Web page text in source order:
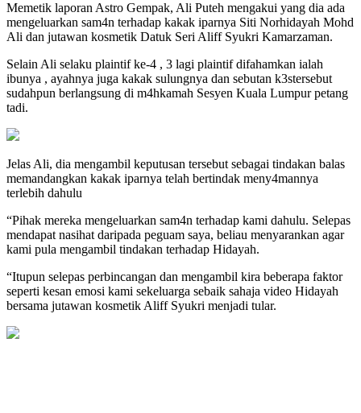
Memetik laporan Astro Gempak, Ali Puteh mengakui yang dia ada
mengeluarkan sam4n terhadap kakak iparnya Siti Norhidayah Mohd
Ali dan jutawan kosmetik Datuk Seri Aliff Syukri Kamarzaman.
Selain Ali selaku plaintif ke-4 , 3 lagi plaintif difahamkan ialah
ibunya , ayahnya juga kakak sulungnya dan sebutan k3stersebut
sudahpun berlangsung di m4hkamah Sesyen Kuala Lumpur petang
tadi.
Jelas Ali, dia mengambil keputusan tersebut sebagai tindakan balas
memandangkan kakak iparnya telah bertindak meny4mannya
terlebih dahulu
“Pihak mereka mengeluarkan sam4n terhadap kami dahulu. Selepas
mendapat nasihat daripada peguam saya, beliau menyarankan agar
kami pula mengambil tindakan terhadap Hidayah.
“Itupun selepas perbincangan dan mengambil kira beberapa faktor
seperti kesan emosi kami sekeluarga sebaik sahaja video Hidayah
bersama jutawan kosmetik Aliff Syukri menjadi tular.